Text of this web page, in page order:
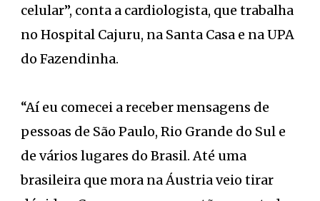
celular”, conta a cardiologista, que trabalha
no Hospital Cajuru, na Santa Casa e na UPA
do Fazendinha.
“Aí eu comecei a receber mensagens de
pessoas de São Paulo, Rio Grande do Sul e
de vários lugares do Brasil. Até uma
brasileira que mora na Áustria veio tirar